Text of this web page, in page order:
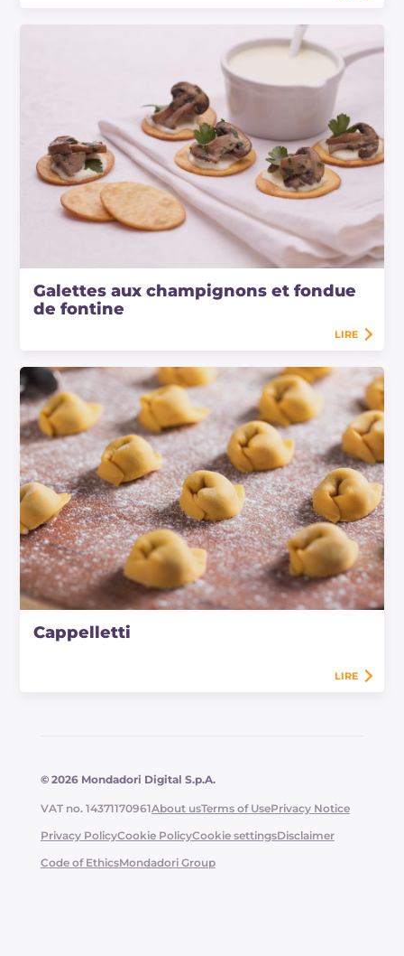
Galettes aux champignons et fondue
de fontine
LIRE
Cappelletti
LIRE
© 2026 Mondadori Digital S.p.A.
VAT no. 14371170961About usTerms of UsePrivacy Notice
Privacy PolicyCookie PolicyCookie settingsDisclaimer
Code of EthicsMondadori Group